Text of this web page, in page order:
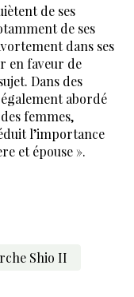
de ses
de ses
dans ses
en faveur de
Dans des
abordé
femmes,
l’importance
et épouse ».
Shio II